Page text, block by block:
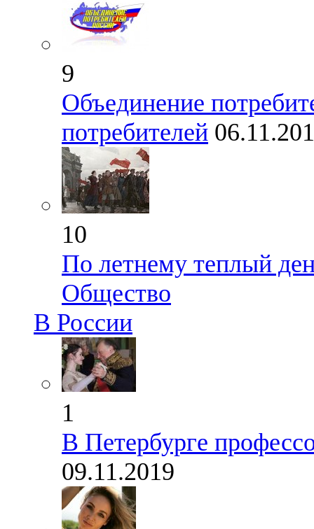
9
Объединение
потребителей
10
По летнему теплый
Общество
В России
1
В Петербурге
09.11.2019